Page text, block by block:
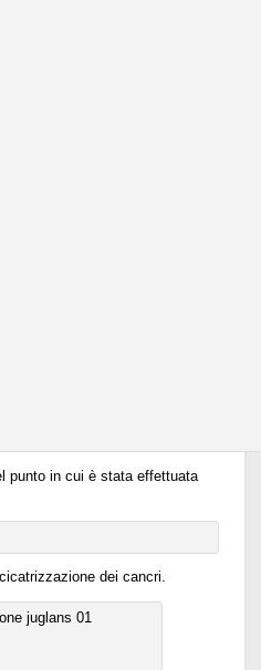
punto in cui è stata effettuata
dei cancri.